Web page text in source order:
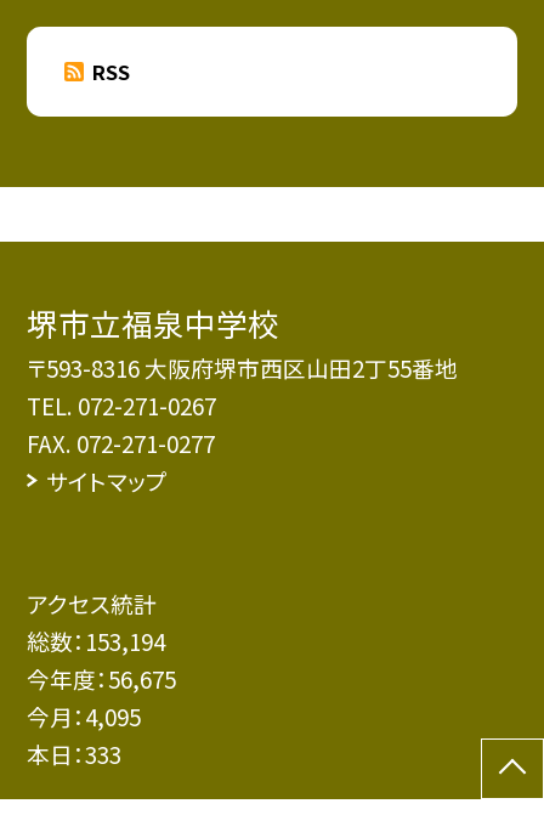
RSS
堺市立福泉中学校
〒593-8316 大阪府堺市西区山田2丁55番地
TEL. 072-271-0267
FAX. 072-271-0277
サイトマップ
アクセス統計
総数： 153,194
今年度：56,675
今月：4,095
本日：333